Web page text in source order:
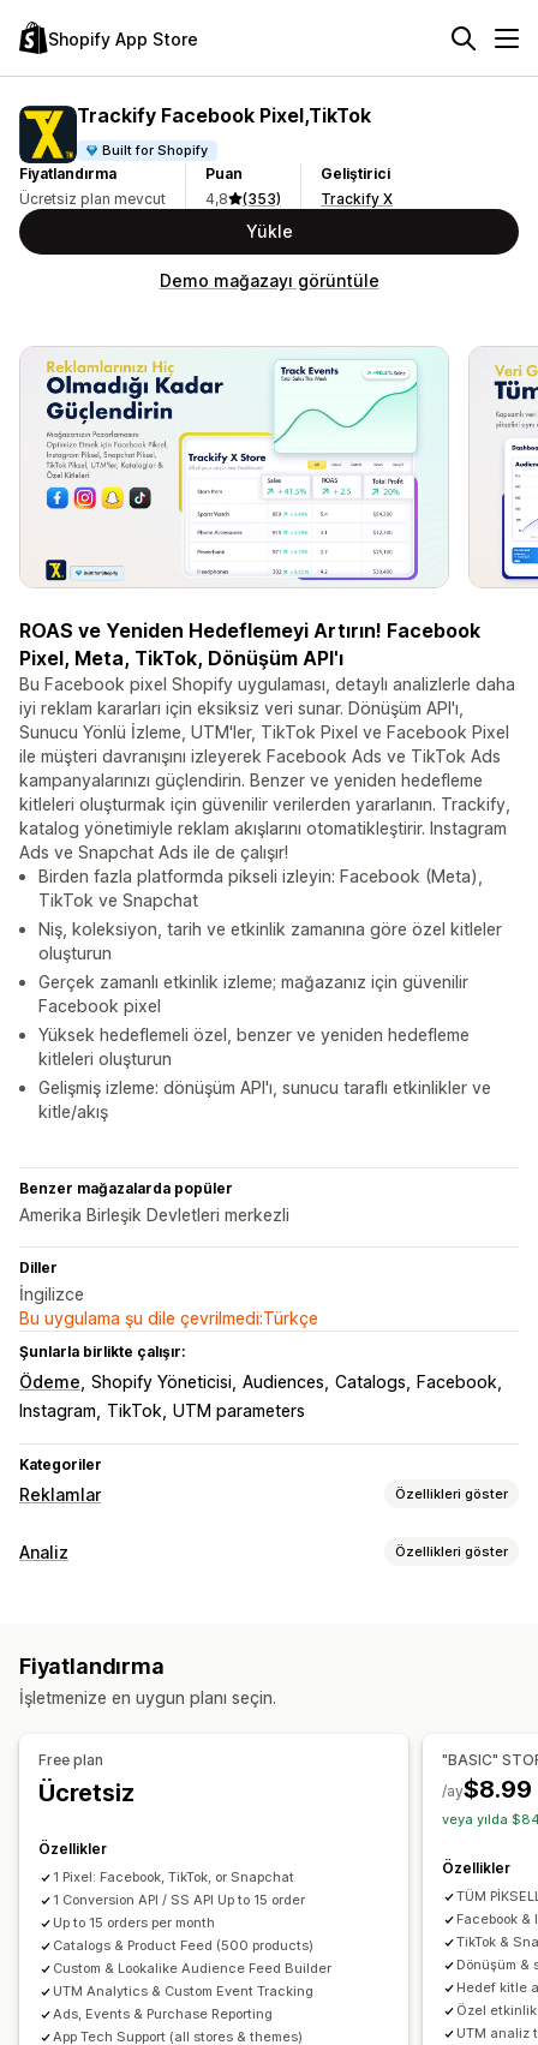
Shopify App Store
Trackify Facebook Pixel,TikTok
Built for Shopify
Fiyatlandırma
Ücretsiz plan mevcut
Puan
4,8
(353)
Geliştirici
Trackify X
Yükle
Demo mağazayı görüntüle
ROAS ve Yeniden Hedeflemeyi Artırın! Facebook
Pixel, Meta, TikTok, Dönüşüm API'ı
Bu Facebook pixel Shopify uygulaması, detaylı analizlerle daha
iyi reklam kararları için eksiksiz veri sunar. Dönüşüm API'ı,
Sunucu Yönlü İzleme, UTM'ler, TikTok Pixel ve Facebook Pixel
ile müşteri davranışını izleyerek Facebook Ads ve TikTok Ads
kampanyalarınızı güçlendirin. Benzer ve yeniden hedefleme
kitleleri oluşturmak için güvenilir verilerden yararlanın. Trackify,
katalog yönetimiyle reklam akışlarını otomatikleştirir. Instagram
Ads ve Snapchat Ads ile de çalışır!
Birden fazla platformda pikseli izleyin: Facebook (Meta),
TikTok ve Snapchat
Niş, koleksiyon, tarih ve etkinlik zamanına göre özel kitleler
oluşturun
Gerçek zamanlı etkinlik izleme; mağazanız için güvenilir
Facebook pixel
Yüksek hedeflemeli özel, benzer ve yeniden hedefleme
kitleleri oluşturun
Gelişmiş izleme: dönüşüm API'ı, sunucu taraflı etkinlikler ve
kitle/akış
Benzer mağazalarda popüler
Amerika Birleşik Devletleri merkezli
Diller
İngilizce
Bu uygulama şu dile çevrilmedi:Türkçe
Şunlarla birlikte çalışır:
Ödeme Shopify Yöneticisi Audiences Catalogs
Facebook
Instagram
TikTok UTM parameters
Kategoriler
Reklamlar Özellikleri göster
Hedefleme
Yeniden hedefleme
Sosyal medya
Piksel yönetimi
Performans analizleri
Etkileşim ölçümleri
Dönüşüm izleme
Edinme başına maliyet
Kontrol panelleri
Demografik analiz Gösterim sayımı
UTM öz nitelikleri
Trafik kaynakları
Analiz Özellikleri göster
Segmentasyon Sayfa görüntülemeleri
Yaşam boyu değeri (LTV)
Kohort analizi
Pazarlama öz nitelikleri
Yarım bırakılmış sepet
Görseller ve raporlar
Analizler kontrol paneli
Dışa veri aktarma
Geçmiş analizi Bildirimler
Fiyatlandırma
İşletmenize en uygun planı seçin.
Free plan
Ücretsiz
Özellikler
1 Pixel: Facebook, TikTok, or Snapchat
1 Conversion API / SS API Up to 15 order
Up to 15 orders per month
Catalogs & Product Feed (500 products)
Custom & Lookalike Audience Feed Builder
UTM Analytics & Custom Event Tracking
Ads, Events & Purchase Reporting
App Tech Support (all stores & themes)
"BASIC"
$8.99
/ay
veya yılda
Özellikler
TÜM
Facebook &
TikTok &
Dönüşüm &
Hedef kitle
Özel
UTM analiz